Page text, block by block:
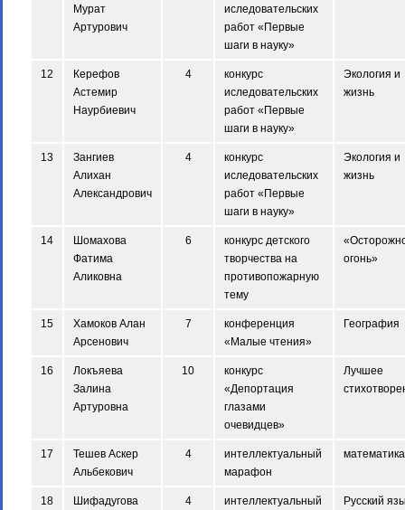
Мурат
Артурович
иследовательских
работ «Первые
шаги в науку»
12
Керефов
Астемир
Наурбиевич
4
конкурс
иследовательских
работ «Первые
шаги в науку»
Экология и
жизнь
13
Зангиев
Алихан
Александрович
4
конкурс
иследовательских
работ «Первые
шаги в науку»
Экология и
жизнь
14
Шомахова
Фатима
Аликовна
6
конкурс детского
творчества на
противопожарную
тему
огонь»
15
Хамоков Алан
Арсенович
7
конференция
«Малые чтения»
География
16
Локъяева
Залина
Артуровна
10
конкурс
«Депортация
глазами
очевидцев»
Лучшее
17
Тешев Аскер
Альбекович
4
интеллектуальный
марафон
математика
18
Шифадугова
4
интеллектуальный
Русский